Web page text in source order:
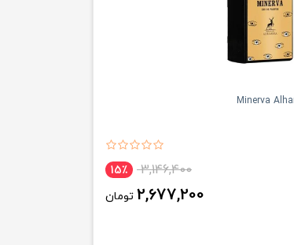
3,146,400 15٪
2,677,200 تومان